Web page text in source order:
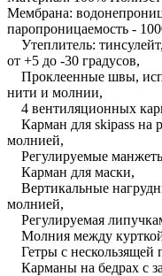
Мембрана:
паропроницаемость -
Утеплитель:
от +5 до -30 градусов,
Проклеенные швы,
нити и молнии,
4 вентиляционных
Карман для skipass на
молнией,
Регулируемые
Карман для маски,
Вертикальные
молнией,
Регулируемая
Молния между
Гетры с нескользящей
Карманы на бедрах с